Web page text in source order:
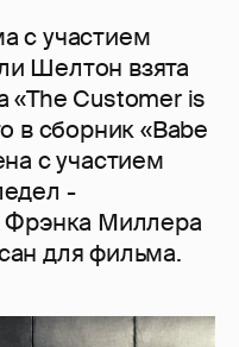
с участием
Шелтон взята
«The Customer is
в сборник «Babe
с участием
-
Фрэнка Миллера
для фильма.